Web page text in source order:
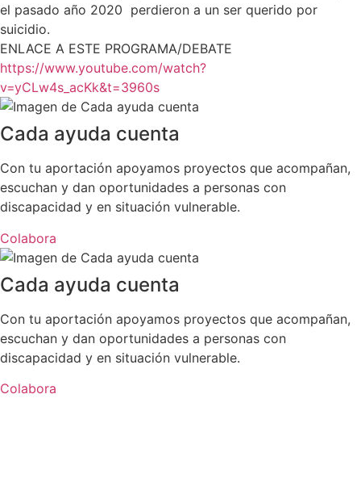
el pasado año 2020 perdieron a un ser querido por
suicidio.
ENLACE A ESTE PROGRAMA/DEBATE
https://www.youtube.com/watch?
v=yCLw4s_acKk&t=3960s
Cada ayuda cuenta
Con tu aportación apoyamos proyectos que acompañan,
escuchan y dan oportunidades a personas con
discapacidad y en situación vulnerable.
Colabora
Cada ayuda cuenta
Con tu aportación apoyamos proyectos que acompañan,
escuchan y dan oportunidades a personas con
discapacidad y en situación vulnerable.
Colabora